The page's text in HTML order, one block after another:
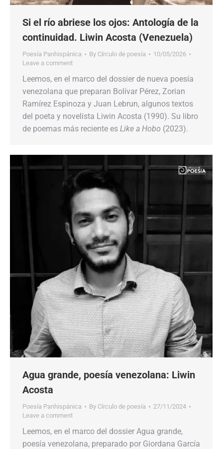
Si el río abriese los ojos: Antología de la
continuidad. Liwin Acosta (Venezuela)
Poesía Panhispánica By Círculo de poesía
10/05/2026
Leave a comment
Leemos, en el marco del dossier de nueva poesía
venezolana que preparan Bolívar Pérez, Zorian
Ramírez Espinoza y Juan Lebrun, algunos textos
del poeta y novelista Liwin Acosta (1990). Su libro
de poemas más reciente es Like a Hobo (2023).
Agua grande, poesía venezolana: Liwin
Acosta
Poesía Panhispánica By Círculo de poesía
27/11/2024
Leave a comment
Leemos, en el marco del dossier Agua grande,
poesía venezolana, preparado por Giordana García